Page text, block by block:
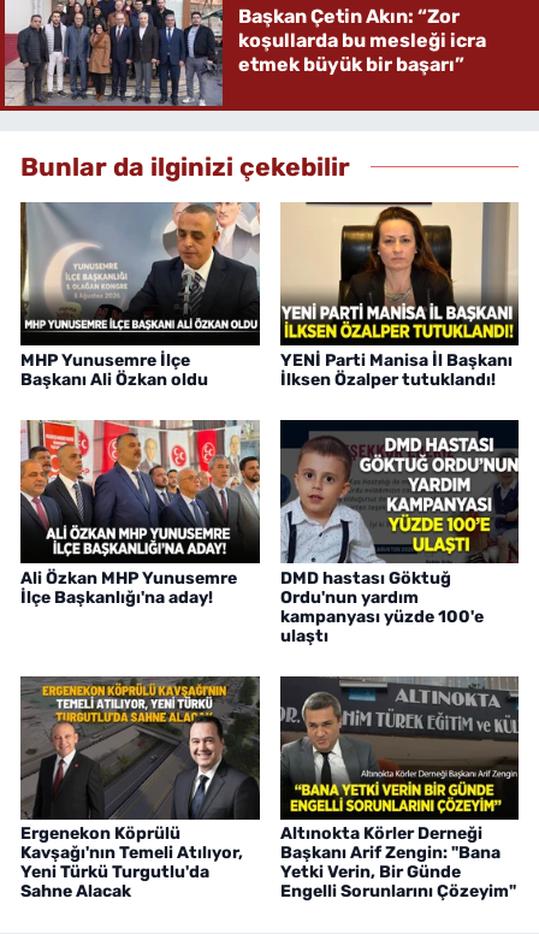
Başkan Çetin Akın: “Zor
koşullarda bu mesleği icra
etmek büyük bir başarı”
Bunlar da ilginizi çekebilir
MHP Yunusemre İlçe
Başkanı Ali Özkan oldu
YENİ Parti Manisa İl Başkanı
İlksen Özalper tutuklandı!
Ali Özkan MHP Yunusemre
İlçe Başkanlığı'na aday!
DMD hastası Göktuğ
Ordu'nun yardım
kampanyası yüzde 100'e
ulaştı
Ergenekon Köprülü
Kavşağı'nın Temeli Atılıyor,
Yeni Türkü Turgutlu'da
Sahne Alacak
Altınokta Körler Derneği
Başkanı Arif Zengin: "Bana
Yetki Verin, Bir Günde
Engelli Sorunlarını Çözeyim"